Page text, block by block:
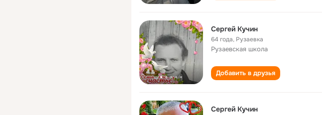
Сергей Кучин
64 года, Рузаевка
Рузаевская школа
Добавить в друзья
Сергей Кучин